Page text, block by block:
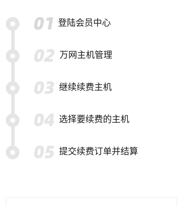
登陆会员中心
万网主机管理
继续续费主机
选择要续费的主机
提交续费订单并结算